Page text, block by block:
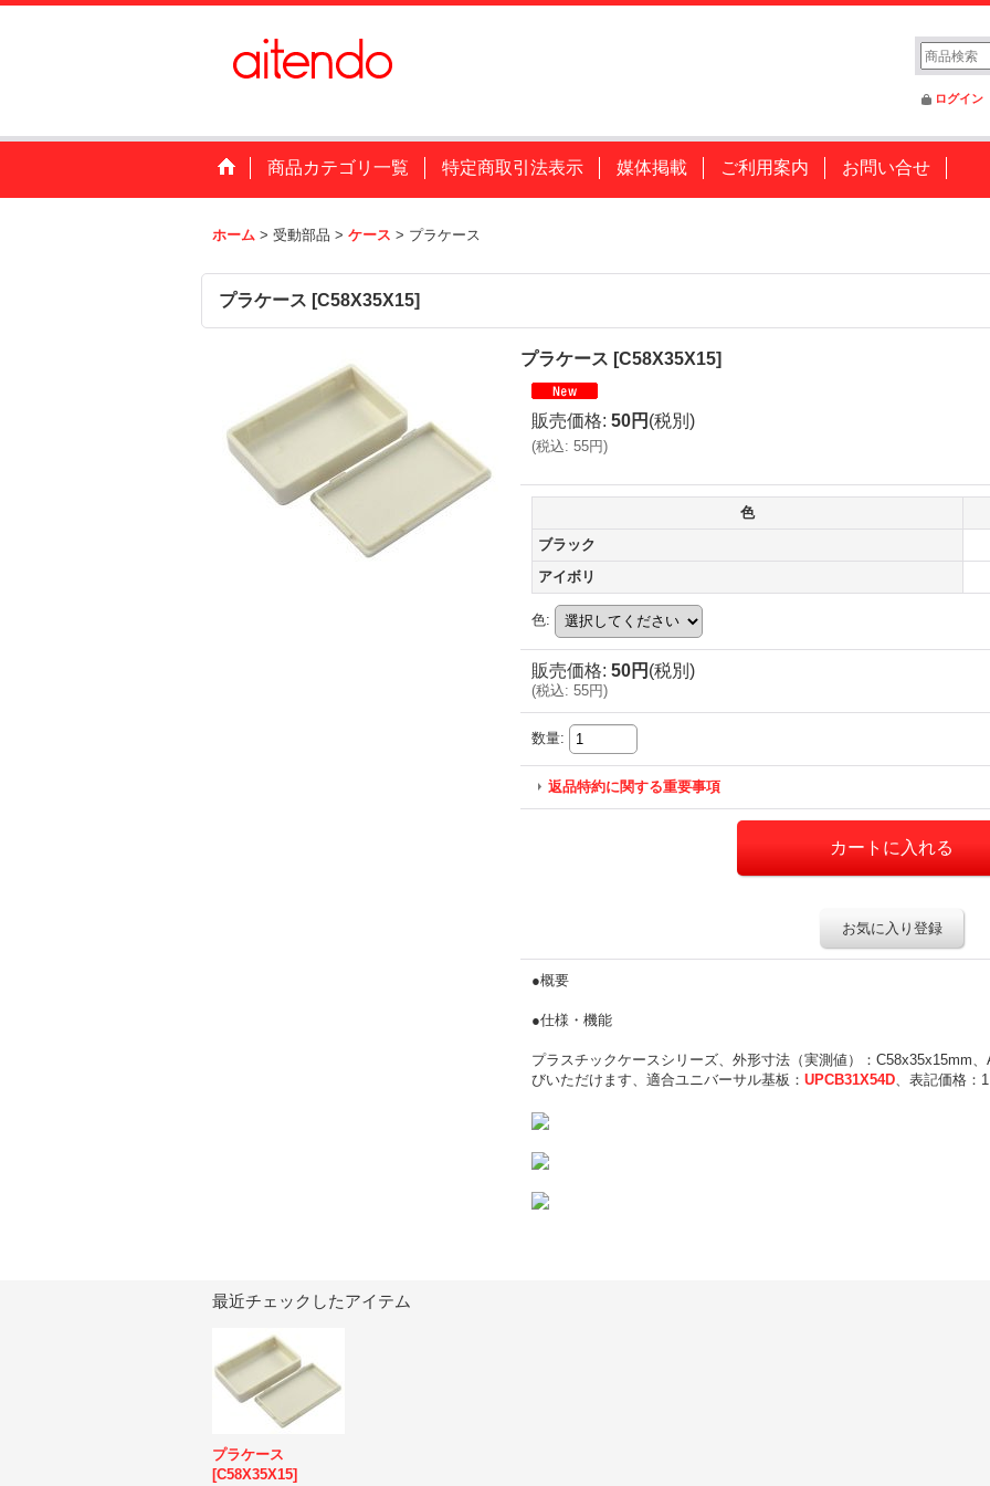
ログイン
商品カテゴリ一覧 特定商取引法表示 媒体掲載 ご利用案内 お問い合せ
ホーム > 受動部品 > ケース > プラケース
プラケース [C58X35X15]
プラケース [C58X35X15]
販売価格: 50円 (税別)
(税込: 55円)
色
ブラック
アイボリ
色:
販売価格: 50円 (税別)
(税込: 55円)
数量:
返品特約に関する重要事項
お気に入り登録
●概要
●仕様・機能
プラスチックケースシリーズ、外形寸法（実測値）：C58x35x15mm
びいただけます、適合ユニバーサル基板： UPCB31X54D、表記価格：1
最近チェックしたアイテム
プラケース
[C58X35X15]